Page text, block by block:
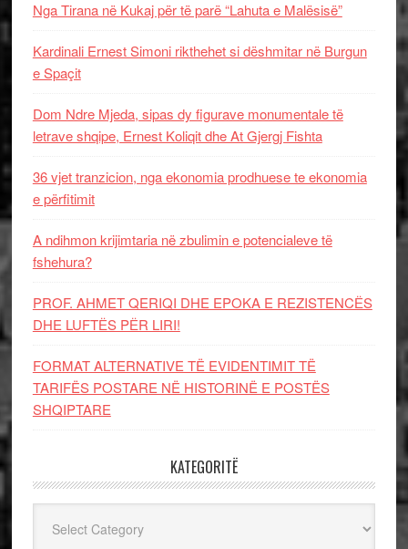
Nga Tirana në Kukaj për të parë “Lahuta e Malësisë”
Kardinali Ernest Simoni rikthehet si dëshmitar në Burgun
e Spaçit
Dom Ndre Mjeda, sipas dy figurave monumentale të
letrave shqipe, Ernest Koliqit dhe At Gjergj Fishta
36 vjet tranzicion, nga ekonomia prodhuese te ekonomia
e përfitimit
A ndihmon krijimtaria në zbulimin e potencialeve të
fshehura?
PROF. AHMET QERIQI DHE EPOKA E REZISTENCЁS
DHE LUFTЁS PЁR LIRI!
FORMAT ALTERNATIVE TË EVIDENTIMIT TË
TARIFËS POSTARE NË HISTORINË E POSTËS
SHQIPTARE
KATEGORITË